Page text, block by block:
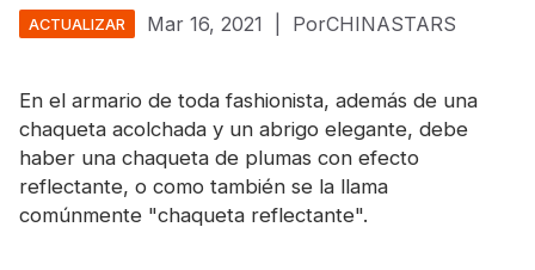
Tela reflectante de moda.
Material que brilla en la oscuridad.
Revestimiento de lavado industrial
Acerca de CHINASTARS
ACTUALIZAR Mar 16, 2021 PorCHINASTARS
En el armario de toda fashionista, además de una
chaqueta acolchada y un abrigo elegante, debe
haber una chaqueta de plumas con efecto
reflectante, o como también se la llama
comúnmente "chaqueta reflectante".